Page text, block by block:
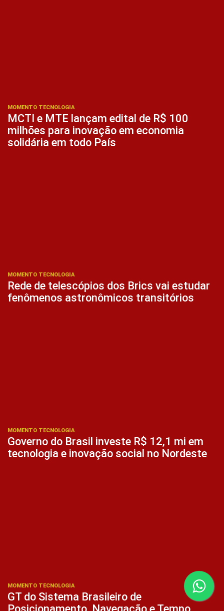
MOMENTO TECNOLOGIA
MCTI e MTE lançam edital de R$ 100
milhões para inovação em economia
solidária em todo País
MOMENTO TECNOLOGIA
Rede de telescópios dos Brics vai estudar
fenômenos astronômicos transitórios
MOMENTO TECNOLOGIA
Governo do Brasil investe R$ 12,1 mi em
tecnologia e inovação social no Nordeste
MOMENTO TECNOLOGIA
GT do Sistema Brasileiro de